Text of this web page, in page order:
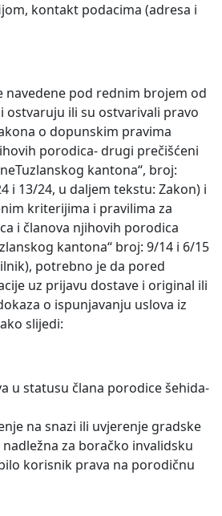
kontakt podacima (adresa i
navedene pod rednim brojem od
ostvaruju ili su ostvarivali pravo
o dopunskim pravima
porodica- drugi prečišćeni
kantona“, broj:
i 13/24, u daljem tekstu: Zakon) i
kriterijima i pravilima za
i članova njihovih porodica
kantona“ broj: 9/14 i 6/15
potrebno je da pored
uz prijavu dostave i original ili
o ispunjavanju uslova iz
slijedi:
u statusu člana porodice šehida-
na snazi ili uvjerenje gradske
za boračko invalidsku
korisnik prava na porodičnu